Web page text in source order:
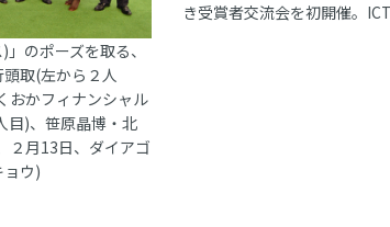
のポーズを取る、
取(左から２人
おかフィナンシャル
目)、笹原晶博・北
２月13日、ダイアゴ
ウ)
き受賞者交流会を初開催。